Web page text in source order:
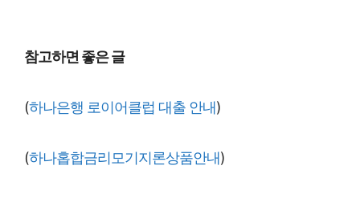
참고하면 좋은 글
(하나은행 로이어클럽 대출 안내)
(하나홉합금리모기지론상품안내)